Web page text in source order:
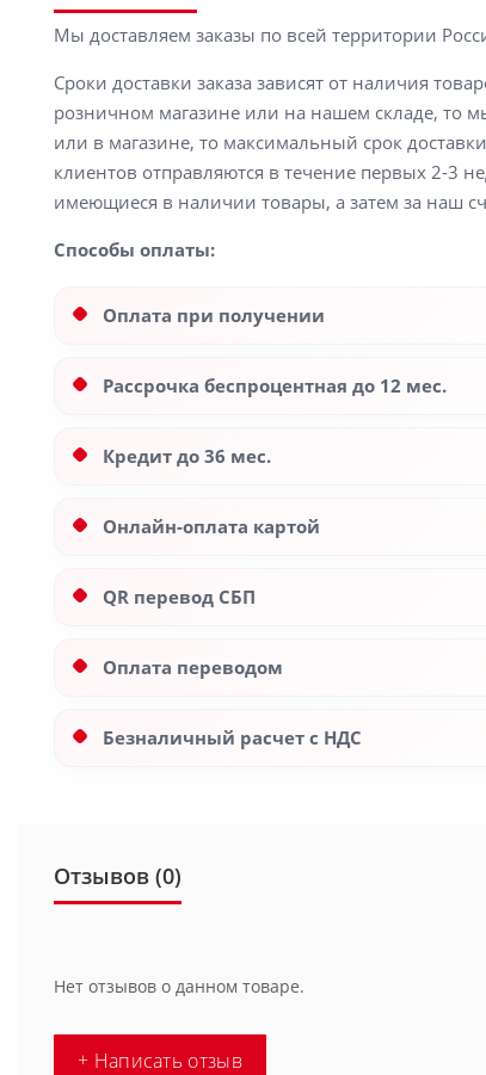
Мы доставляем заказы по всей территории
Сроки доставки заказа зависят от наличия
розничном магазине или на нашем складе, то
или в магазине, то максимальный срок
клиентов отправляются в течение первых 2-3
имеющиеся в наличии товары, а затем за наш
Способы оплаты:
Оплата при получении
Рассрочка беспроцентная до 12 мес.
Кредит до 36 мес.
Онлайн-оплата картой
QR перевод СБП
Оплата переводом
Безналичный расчет с НДС
Отзывов (0)
Нет отзывов о данном товаре.
+ Написать отзыв